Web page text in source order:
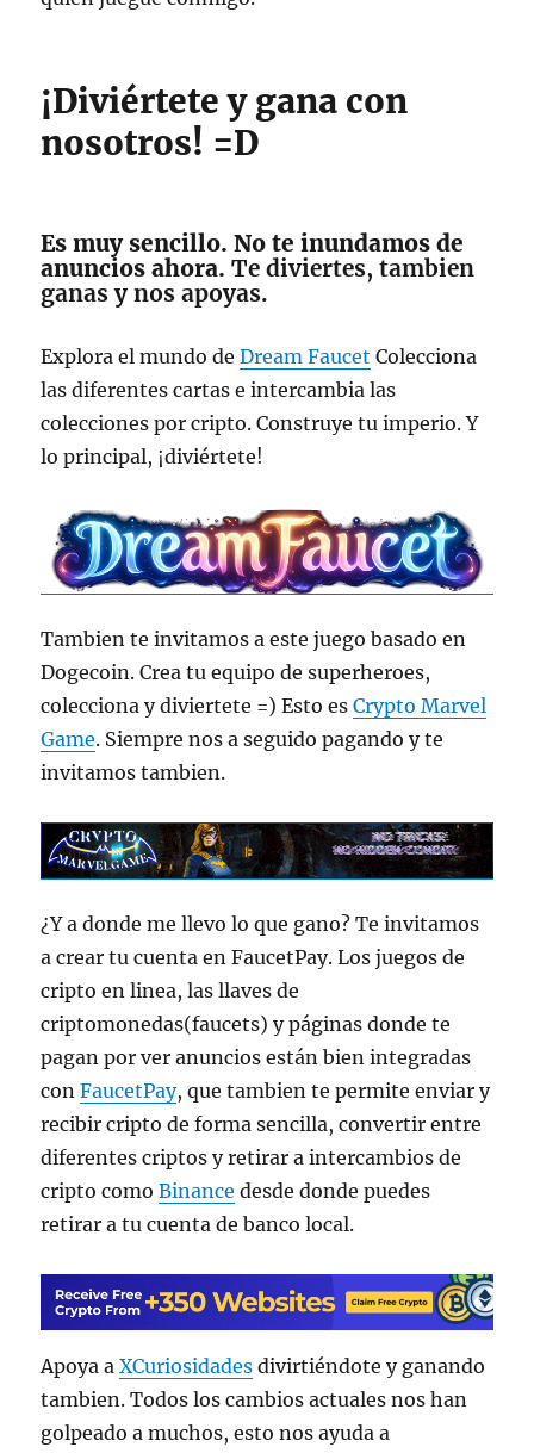
¡Diviértete y gana con
nosotros! =D
Es muy sencillo. No te inundamos de
anuncios ahora.Te diviertes, tambien
ganas y nos apoyas.
Explora el mundo deDream Faucet Colecciona
las diferentes cartas e intercambia las
colecciones por cripto. Construye tu imperio. Y
lo principal, ¡diviértete!
Tambien te invitamos a este juego basado en
Dogecoin. Crea tu equipo de superheroes,
colecciona y diviertete =) Esto esCrypto Marvel
Game. Siempre nos a seguido pagando y te
invitamos tambien.
¿Y a donde me llevo lo que gano? Te invitamos
a crear tu cuenta en FaucetPay. Los juegos de
cripto en linea, las llaves de
criptomonedas(faucets) y páginas donde te
pagan por ver anuncios están bien integradas
conFaucetPay, que tambien te permite enviar y
recibir cripto de forma sencilla, convertir entre
diferentes criptos y retirar a intercambios de
cripto comoBinance desde donde puedes
retirar a tu cuenta de banco local.
Apoya aXCuriosidades divirtiéndote y ganando
tambien. Todos los cambios actuales nos han
golpeado a muchos, esto nos ayuda a